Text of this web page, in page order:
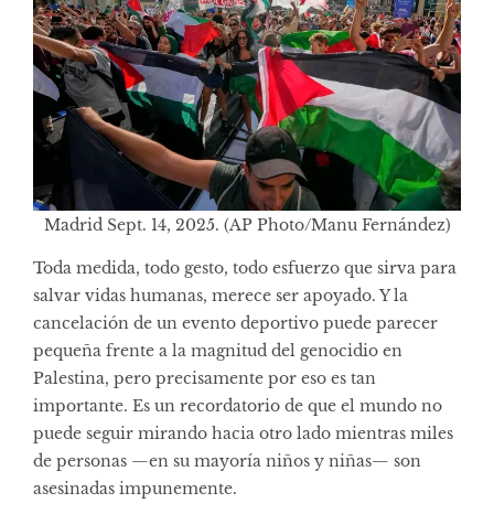
Madrid Sept. 14, 2025. (AP Photo/Manu Fernández)
Toda medida, todo gesto, todo esfuerzo que sirva para
salvar vidas humanas, merece ser apoyado. Y la
cancelación de un evento deportivo puede parecer
pequeña frente a la magnitud del genocidio en
Palestina, pero precisamente por eso es tan
importante. Es un recordatorio de que el mundo no
puede seguir mirando hacia otro lado mientras miles
de personas —en su mayoría niños y niñas— son
asesinadas impunemente.